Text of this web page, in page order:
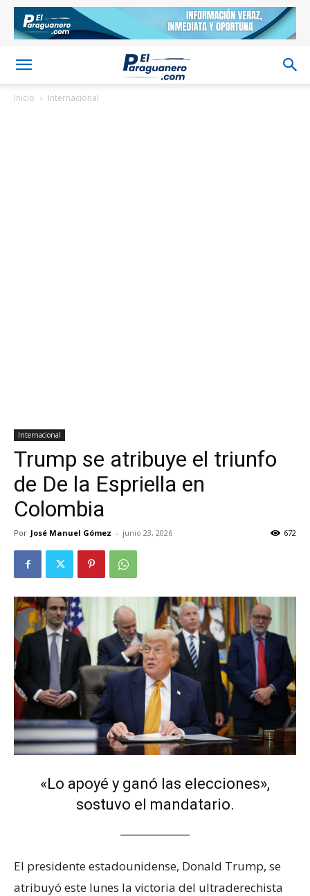
Inicio Internacional
Internacional
Trump se atribuye el triunfo
de De la Espriella en
Colombia
Por José Manuel Gómez - junio 23, 2026 672
«Lo apoyé y ganó las elecciones»,
sostuvo el mandatario.
El presidente estadounidense, Donald Trump, se
atribuyó este lunes la victoria del ultraderechista